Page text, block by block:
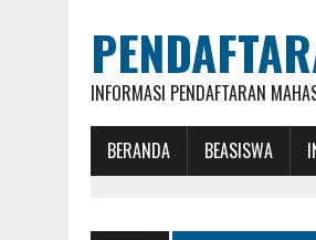
INFORMASI PENDAFTARAN
BERANDA BEASISWA